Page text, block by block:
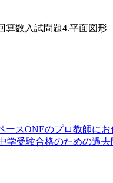
算数入試問題4.平面図形
スONEのプロ教師にお
学受験合格のための過